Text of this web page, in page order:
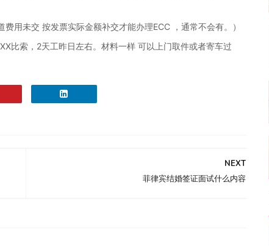
用未交 按发票实际金额补交才能办理ECC ，通常不会有。）
比索，2天工昨日左右。材料一样 可以上门取件或者寄车过
NEXT
菲律宾结婚签证面试什么内容